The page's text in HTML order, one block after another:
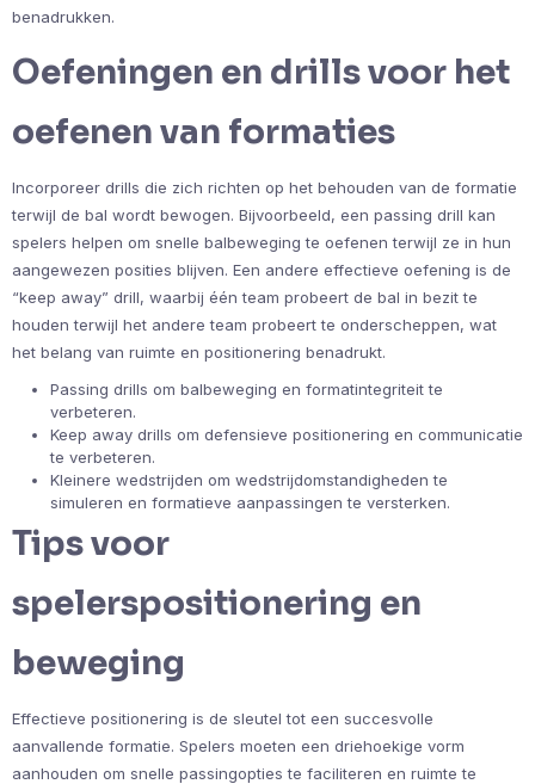
benadrukken.
Oefeningen en drills voor het
oefenen van formaties
Incorporeer drills die zich richten op het behouden van de formatie
terwijl de bal wordt bewogen. Bijvoorbeeld, een passing drill kan
spelers helpen om snelle balbeweging te oefenen terwijl ze in hun
aangewezen posities blijven. Een andere effectieve oefening is de
“keep away” drill, waarbij één team probeert de bal in bezit te
houden terwijl het andere team probeert te onderscheppen, wat
het belang van ruimte en positionering benadrukt.
Passing drills om balbeweging en formatintegriteit te
verbeteren.
Keep away drills om defensieve positionering en communicatie
te verbeteren.
Kleinere wedstrijden om wedstrijdomstandigheden te
simuleren en formatieve aanpassingen te versterken.
Tips voor
spelerspositionering en
beweging
Effectieve positionering is de sleutel tot een succesvolle
aanvallende formatie. Spelers moeten een driehoekige vorm
aanhouden om snelle passingopties te faciliteren en ruimte te